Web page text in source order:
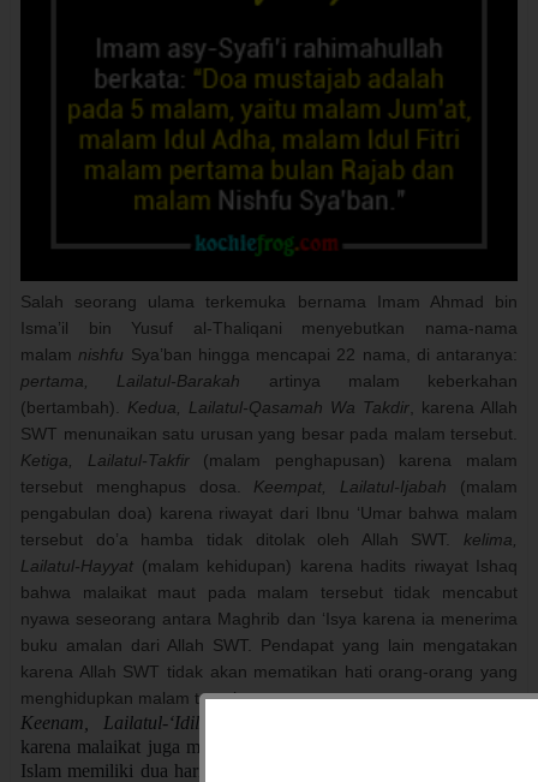
Salah seorang ulama terkemuka bernama Imam Ahmad bin
Isma’il bin Yusuf al-Thaliqani menyebutkan nama-nama
malam nishfu Sya’ban hingga mencapai 22 nama, di antaranya:
pertama, Lailatul-Barakah artinya malam keberkahan
(bertambah). Kedua, Lailatul-Qasamah Wa Takdir , karena Allah
SWT menunaikan satu urusan yang besar pada malam tersebut.
Ketiga,
Lailatul-Takfir (malam penghapusan) karena malam
tersebut menghapus dosa. Keempat, Lailatul-Ijabah (malam
pengabulan doa) karena riwayat dari Ibnu ‘Umar bahwa malam
tersebut do’a hamba tidak ditolak oleh Allah SWT. kelima,
Lailatul-Hayyat (malam kehidupan) karena hadits riwayat Ishaq
bahwa malaikat maut pada malam tersebut tidak mencabut
nyawa seseorang antara Maghrib dan ‘Isya karena ia menerima
buku amalan dari Allah SWT. Pendapat yang lain mengatakan
karena Allah SWT tidak akan mematikan hati orang-orang yang
menghidupkan malam tersebut.
Keenam, Lailatul-‘Idil-Malaikat
karena malaikat juga memiliki dua malam hari raya seperti umat
Islam memiliki dua hari raya ;‘idul-fithri dan ‘idhul-adha. Kedua